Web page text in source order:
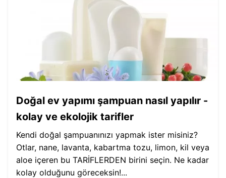
Doğal ev yapımı şampuan nasıl yapılır -
kolay ve ekolojik tarifler
Kendi doğal şampuanınızı yapmak ister misiniz?
Otlar, nane, lavanta, kabartma tozu, limon, kil veya
aloe içeren bu TARİFLERDEN birini seçin. Ne kadar
kolay olduğunu göreceksin!...